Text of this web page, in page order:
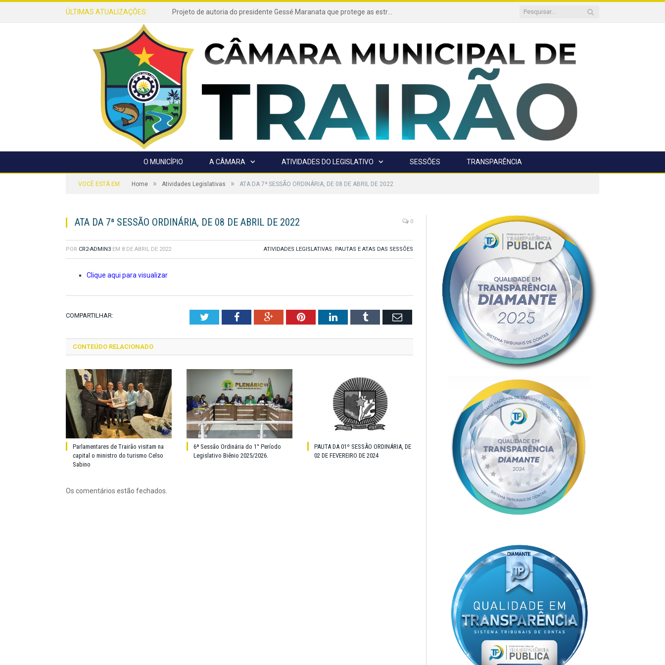
ÚLTIMAS ATUALIZAÇÕES: Projeto de autoria do presidente Gessé Maranata que protege as estradas vicinais de Trairão é transformado em lei
O MUNICÍPIO A CÂMARA ATIVIDADES DO LEGISLATIVO SESSÕES TRANSPARÊNCIA
VOCÊ ESTÁ EM: Home » Atividades Legislativas » ATA DA 7ª SESSÃO ORDINÁRIA, DE 08 DE ABRIL DE 2022
ATA DA 7ª SESSÃO ORDINÁRIA, DE 08 DE ABRIL DE 2022 0
POR CR2-ADMIN3 EM 8 DE ABRIL DE 2022 ATIVIDADES LEGISLATIVAS, PAUTAS E ATAS DAS SESSÕES
Clique aqui para visualizar
COMPARTILHAR: TwitterFacebookGoogle+PinterestLinkedInTumblr Email
CONTEÚDO RELACIONADO
Parlamentares de Trairão visitam na
capital o ministro do turismo Celso
Sabino
6ª Sessão Ordinária do 1° Período
Legislativo Biênio 2025/2026.
PAUTA DA 01º SESSÃO ORDINÁRIA, DE
02 DE FEVEREIRO DE 2024
Os comentários estão fechados.